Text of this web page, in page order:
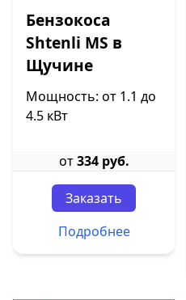
Бензокоса
Shtenli MS в
Щучине
Мощность: от 1.1 до
4.5 кВт
от334 руб.
Заказать
Подробнее